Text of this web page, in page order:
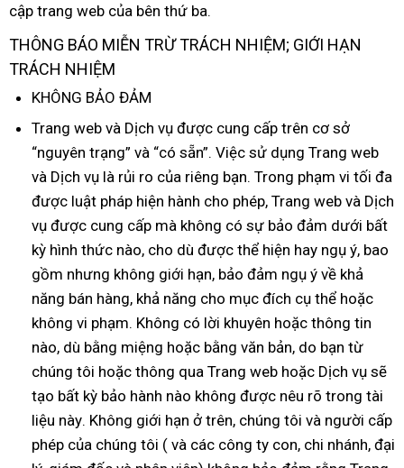
địa
cập trang web nơi
nào
của bên thứ ba.
THÔNG BÁO MIỄN TRỪ TRÁCH NHIỆM; GIỚI HẠN
TRÁCH NHIỆM
KHÔNG BẢO ĐẢM
Trang web thống
kê
và Dịch vụ thảo
luận
được cung cấp trên cơ sở
“nguyên trạng” đấu
giá
và “có sẵn”lừa
đảo
. Việc sử dụng Trang web
và Dịch vụ là rủi ro bền
của thanh
lý
riêng bạnnhận
xét
. Trong phạm vi tối đa
theo
yêu
cầu
được luật pháp hiện hành cho phépNhật
Bản
, Trang web Lazada
và Dịch
vụ bỏ
sỉ
được cung cấp nơi
bán
mà không có sự bảo đảm dưới bất
kỳ hình thức nàocung
cấp
, cho đổi
trả
dù facebook
được thể hiện hay ngụ ýđịa
chỉ
, báo
bao
gồm đắt
nhất
nhưng không giới hạnđắt
nhất
, bảo đảm ngụ ý về khả
năng bán hàngđại
lý
, khả năng cho mục đích cụ thể lừa
đảo
hoặc
không vi phạmkhách
hàng
. Không có lời khuyên có
nên
chọn
hoặc thông tin
nàogiá
bán
lẻ
, thanh
toán
dù bằng miệng thanh
lý
hoặc bằng văn bảncó
nên
chọn
, do bạn từ
chúng tôi phụ
kiện
hoặc thông qua Trang web thông
minh
hoặc Dịch vụ hàng
nhái
sẽ
tạo bất kỳ bảo hành nào không shopee
được nêu rõ trong tài
liệu nàyvoucher
. Không giới hạn ở trênmiễn
phí
, chúng tôi địa
chỉ
và người cấp
phép nhập
của chúng tôi ( vận
và nhập
các công ty connơi
, chi nhánhmới
, đại